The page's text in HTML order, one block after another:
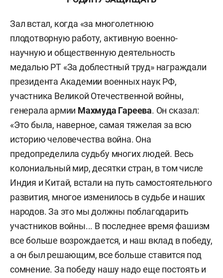
Зал встал, когда «за многолетнюю
плодотворную работу, активную военно-
научную и общественную деятельность
медалью РТ «За доблестный труд» награждали
президента Академии военных наук РФ,
участника Великой Отечественной войны,
генерала армии Махмуда Гареева. Он сказал:
«Это была, наверное, самая тяжелая за всю
историю человечества война. Она
предопределила судьбу многих людей. Весь
колониальный мир, десятки стран, в том числе
Индия и Китай, встали на путь самостоятельного
развития, многое изменилось в судьбе и наших
народов. За это мы должны поблагодарить
участников войны... В последнее время фашизм
все больше возрождается, и наш вклад в победу,
а он был решающим, все больше ставится под
сомнение. За победу нашу надо еще постоять и